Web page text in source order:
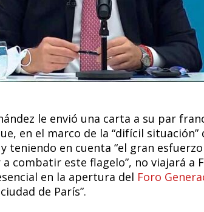
le envió una carta a su par
en el marco de la “difícil situación”
teniendo en cuenta “el gran
combatir este flagelo”, no viajará a
en la apertura del Foro
de París”.